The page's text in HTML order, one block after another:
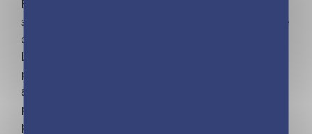
Envie d'organiser votre vie de famille
simplement et sans « squatter » toute la porte
de frigo ?
Le mini calendrier ultra-simple, qui tient
parfaitement sur tous les frigos grâce à ses
aimants maxi-costauds, est fait pour vous ! 2
pages par mois, avec des très grandes cases,
pour tout noter de septembre 2023 à